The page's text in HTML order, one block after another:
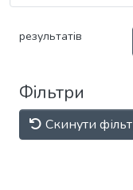
результатів
Фільтри
Скинути